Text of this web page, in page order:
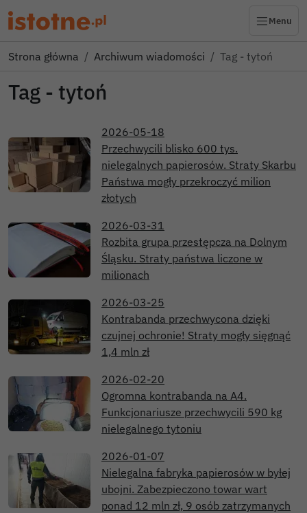
Menu
Strona główna Archiwum wiadomości Tag - tytoń
Tag - tytoń
2026-05-18
Przechwycili blisko 600 tys.
nielegalnych papierosów. Straty Skarbu
Państwa mogły przekroczyć milion
złotych
2026-03-31
Rozbita grupa przestępcza na Dolnym
Śląsku. Straty państwa liczone w
milionach
2026-03-25
Kontrabanda przechwycona dzięki
czujnej ochronie! Straty mogły sięgnąć
1,4 mln zł
2026-02-20
Ogromna kontrabanda na A4.
Funkcjonariusze przechwycili 590 kg
nielegalnego tytoniu
2026-01-07
Nielegalna fabryka papierosów w byłej
ubojni. Zabezpieczono towar wart
ponad 12 mln zł, 9 osób zatrzymanych